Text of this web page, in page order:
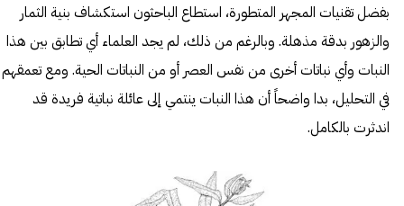
بفضل تقنيات المجهر المتطورة، استطاع الباحثون استكشاف بنية الثمار
والزهور بدقة مذهلة. وبالرغم من ذلك، لم يجد العلماء أي تطابق بين هذا
النبات وأي نباتات أخرى من نفس العصر أو من النباتات الحية. ومع تعمقهم
في التحليل، بدا واضحاً أن هذا النبات ينتمي إلى عائلة نباتية فريدة قد
اندثرت بالكامل.